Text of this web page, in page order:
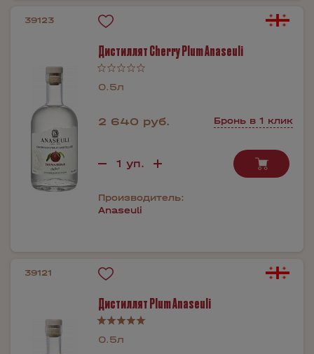
39123
Дистиллят Cherry Plum Anaseuli
0.5л
2 640 руб. Бронь в 1 клик
Производитель:
Anaseuli
39121
Дистиллят Plum Anaseuli
0.5л